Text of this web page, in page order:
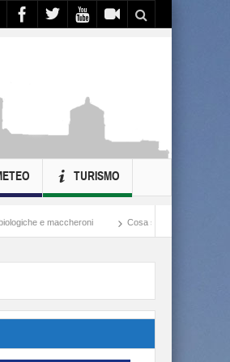
TURISMO
Cosa si potrebbe fare con ciò che si spende nella